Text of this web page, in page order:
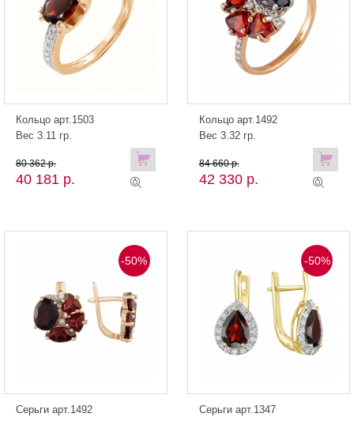
Кольцо арт.1503
Вес 3.11 гр.
40 181 р.
80 362 р.
Кольцо арт.1492
Вес 3.32 гр.
42 330 р.
84 660 р.
-50%
Серьги арт.1492
-50%
Серьги арт.1347